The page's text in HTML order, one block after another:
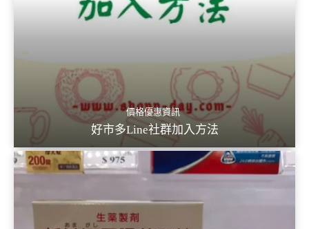
價格優惠資訊
好市多Line社群加入方法